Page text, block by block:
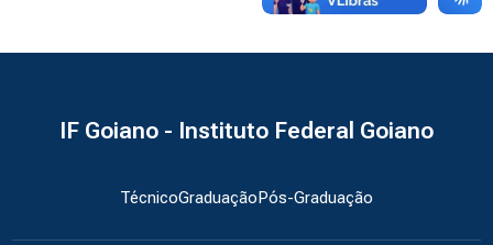
IF Goiano - Instituto Federal Goiano
TécnicoGraduaçãoPós-Graduação